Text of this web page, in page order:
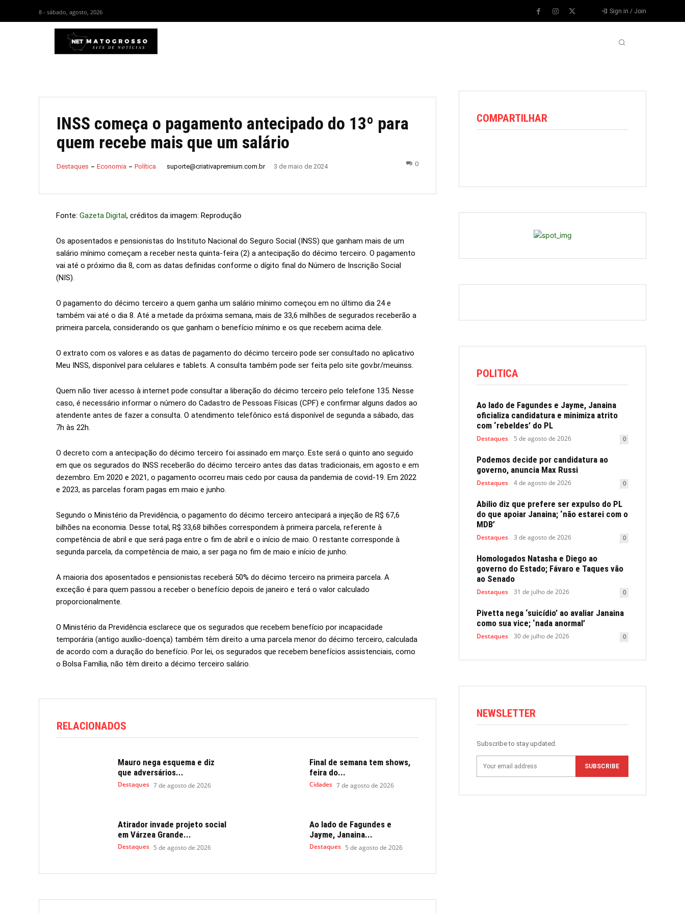
8 - sábado, agosto, 2026 Sign in / Join
INSS começa o pagamento antecipado do 13º para
quem recebe mais que um salário
Destaques Economia Política suporte@criativapremium.com.br 3 de maio de 2024 0
Fonte: Gazeta Digital, créditos da imagem: Reprodução
Os aposentados e pensionistas do Instituto Nacional do Seguro Social (INSS) que ganham mais de um
salário mínimo começam a receber nesta quinta-feira (2) a antecipação do décimo terceiro. O pagamento
vai até o próximo dia 8, com as datas definidas conforme o dígito final do Número de Inscrição Social
(NIS).
O pagamento do décimo terceiro a quem ganha um salário mínimo começou em no último dia 24 e
também vai até o dia 8. Até a metade da próxima semana, mais de 33,6 milhões de segurados receberão a
primeira parcela, considerando os que ganham o benefício mínimo e os que recebem acima dele.
O extrato com os valores e as datas de pagamento do décimo terceiro pode ser consultado no aplicativo
Meu INSS, disponível para celulares e tablets. A consulta também pode ser feita pelo site gov.br/meuinss.
Quem não tiver acesso à internet pode consultar a liberação do décimo terceiro pelo telefone 135. Nesse
caso, é necessário informar o número do Cadastro de Pessoas Físicas (CPF) e confirmar alguns dados ao
atendente antes de fazer a consulta. O atendimento telefônico está disponível de segunda a sábado, das
7h às 22h.
O decreto com a antecipação do décimo terceiro foi assinado em março. Este será o quinto ano seguido
em que os segurados do INSS receberão do décimo terceiro antes das datas tradicionais, em agosto e em
dezembro. Em 2020 e 2021, o pagamento ocorreu mais cedo por causa da pandemia de covid-19. Em 2022
e 2023, as parcelas foram pagas em maio e junho.
Segundo o Ministério da Previdência, o pagamento do décimo terceiro antecipará a injeção de R$ 67,6
bilhões na economia. Desse total, R$ 33,68 bilhões correspondem à primeira parcela, referente à
competência de abril e que será paga entre o fim de abril e o início de maio. O restante corresponde à
segunda parcela, da competência de maio, a ser paga no fim de maio e início de junho.
A maioria dos aposentados e pensionistas receberá 50% do décimo terceiro na primeira parcela. A
exceção é para quem passou a receber o benefício depois de janeiro e terá o valor calculado
proporcionalmente.
O Ministério da Previdência esclarece que os segurados que recebem benefício por incapacidade
temporária (antigo auxílio-doença) também têm direito a uma parcela menor do décimo terceiro, calculada
de acordo com a duração do benefício. Por lei, os segurados que recebem benefícios assistenciais, como
o Bolsa Família, não têm direito a décimo terceiro salário.
RELACIONADOS
Mauro nega esquema e diz
que adversários...
Destaques 7 de agosto de 2026
Final de semana tem shows,
feira do...
Cidades 7 de agosto de 2026
Atirador invade projeto social
em Várzea Grande...
Destaques 5 de agosto de 2026
Ao lado de Fagundes e
Jayme, Janaina...
Destaques 5 de agosto de 2026
COMPARTILHAR
POLITICA
Ao lado de Fagundes e Jayme, Janaina
oficializa candidatura e minimiza atrito
com ‘rebeldes’ do PL
Destaques 5 de agosto de 2026 0
Podemos decide por candidatura ao
governo, anuncia Max Russi
Destaques 4 de agosto de 2026 0
Abilio diz que prefere ser expulso do PL
do que apoiar Janaina; ‘não estarei com o
MDB’
Destaques 3 de agosto de 2026 0
Homologados Natasha e Diego ao
governo do Estado; Fávaro e Taques vão
ao Senado
Destaques 31 de julho de 2026 0
Pivetta nega ‘suicídio’ ao avaliar Janaina
como sua vice; ‘nada anormal’
Destaques 30 de julho de 2026 0
NEWSLETTER
Subscribe to stay updated.
SUBSCRIBE